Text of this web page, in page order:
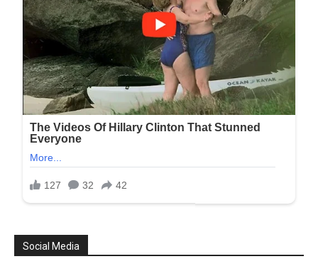
Social Media